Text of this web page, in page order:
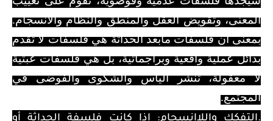
المعنى، وتقويض العقل والمنطق والنظام والانسجام.
بمعنى أن فلسفات مابعد الحداثة هي فلسفات لا تقدم
بدائل عملية واقعية وبراجماتية، بل هي فلسفات عبثية
لا معقولة، تنشر اليأس والشكوى والفوضى في
المجتمع.